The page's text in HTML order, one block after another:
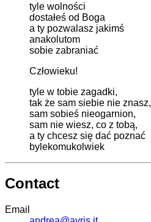
tyle wolności
dostałeś od Boga
a ty pozwalasz jakimś
anakolutom
sobie zabraniać
Człowieku!
tyle w tobie zagadki,
tak że sam siebie nie znasz,
sam sobieś nieogarnion,
sam nie wiesz, co z tobą,
a ty chcesz się dać poznać
bylekomukolwiek
Contact
Email